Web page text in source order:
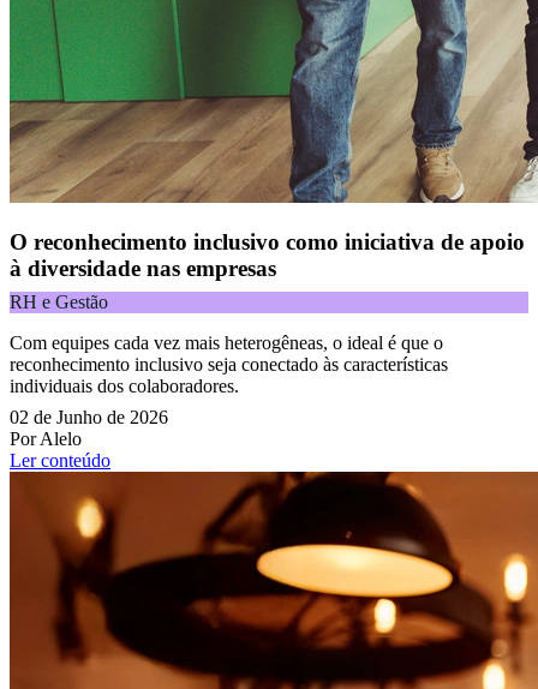
O reconhecimento inclusivo como iniciativa de apoio
à diversidade nas empresas
RH e Gestão
Com equipes cada vez mais heterogêneas, o ideal é que o
reconhecimento inclusivo seja conectado às características
individuais dos colaboradores.
02 de Junho de 2026
Por Alelo
Ler conteúdo